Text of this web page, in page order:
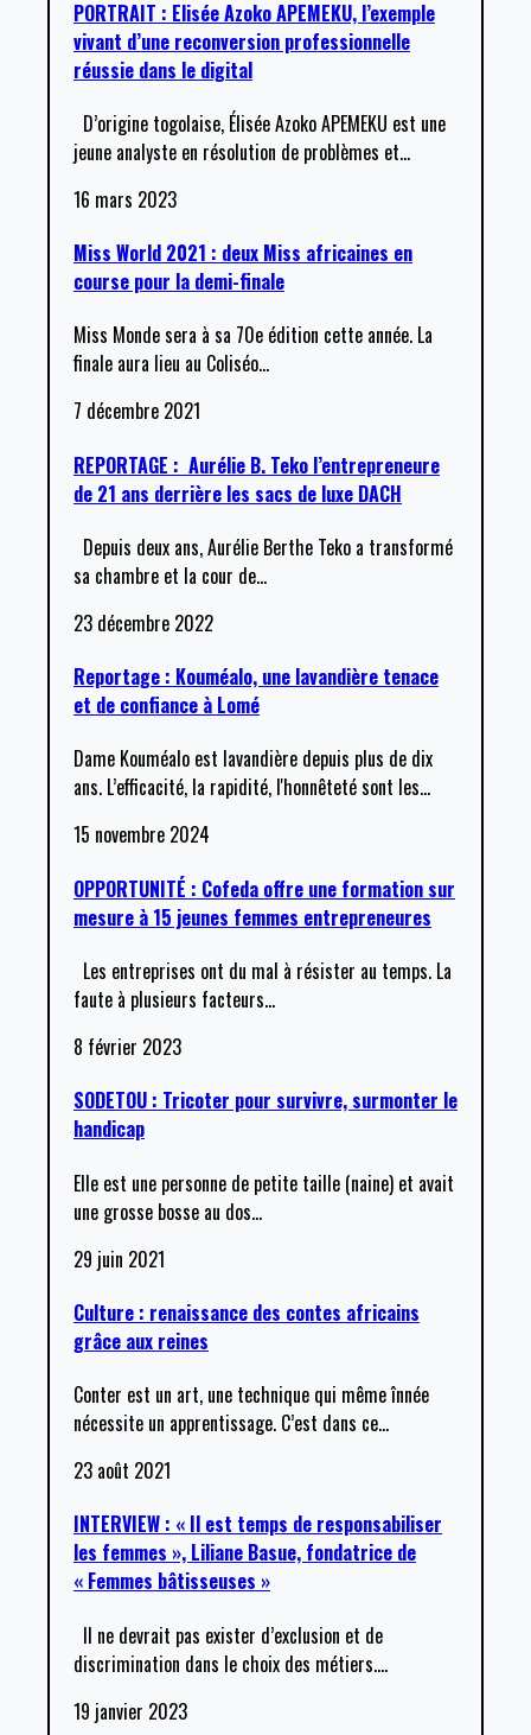
PORTRAIT : Elisée Azoko APEMEKU, l’exemple
vivant d’une reconversion professionnelle
réussie dans le digital
D’origine togolaise, Élisée Azoko APEMEKU est une
jeune analyste en résolution de problèmes et…
16 mars 2023
Miss World 2021 : deux Miss africaines en
course pour la demi-finale
Miss Monde sera à sa 70e édition cette année. La
finale aura lieu au Coliséo…
7 décembre 2021
REPORTAGE : Aurélie B. Teko l’entrepreneure
de 21 ans derrière les sacs de luxe DACH
Depuis deux ans, Aurélie Berthe Teko a transformé
sa chambre et la cour de…
23 décembre 2022
Reportage : Kouméalo, une lavandière tenace
et de confiance à Lomé
Dame Kouméalo est lavandière depuis plus de dix
ans. L’efficacité, la rapidité, l'honnêteté sont les…
15 novembre 2024
OPPORTUNITÉ : Cofeda offre une formation sur
mesure à 15 jeunes femmes entrepreneures
Les entreprises ont du mal à résister au temps. La
faute à plusieurs facteurs…
8 février 2023
SODETOU : Tricoter pour survivre, surmonter le
handicap
Elle est une personne de petite taille (naine) et avait
une grosse bosse au dos…
29 juin 2021
Culture : renaissance des contes africains
grâce aux reines
Conter est un art, une technique qui même înnée
nécessite un apprentissage. C’est dans ce…
23 août 2021
INTERVIEW : « Il est temps de responsabiliser
les femmes », Liliane Basue, fondatrice de
« Femmes bâtisseuses »
Il ne devrait pas exister d’exclusion et de
discrimination dans le choix des métiers.…
19 janvier 2023